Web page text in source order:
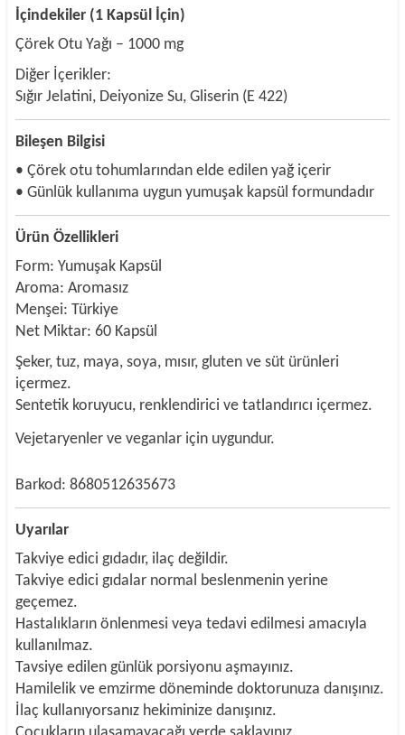
İçindekiler (1 Kapsül İçin)
Çörek Otu Yağı – 1000 mg
Diğer İçerikler:
Sığır Jelatini, Deiyonize Su, Gliserin (E 422)
Bileşen Bilgisi
• Çörek otu tohumlarından elde edilen yağ içerir
• Günlük kullanıma uygun yumuşak kapsül formundadır
Ürün Özellikleri
Form: Yumuşak Kapsül
Aroma: Aromasız
Menşei: Türkiye
Net Miktar: 60 Kapsül
Şeker, tuz, maya, soya, mısır, gluten ve süt ürünleri
içermez.
Sentetik koruyucu, renklendirici ve tatlandırıcı içermez.
Vejetaryenler ve veganlar için uygundur.
Barkod: 8680512635673
Uyarılar
Takviye edici gıdadır, ilaç değildir.
Takviye edici gıdalar normal beslenmenin yerine
geçemez.
Hastalıkların önlenmesi veya tedavi edilmesi amacıyla
kullanılmaz.
Tavsiye edilen günlük porsiyonu aşmayınız.
Hamilelik ve emzirme döneminde doktorunuza danışınız.
İlaç kullanıyorsanız hekiminize danışınız.